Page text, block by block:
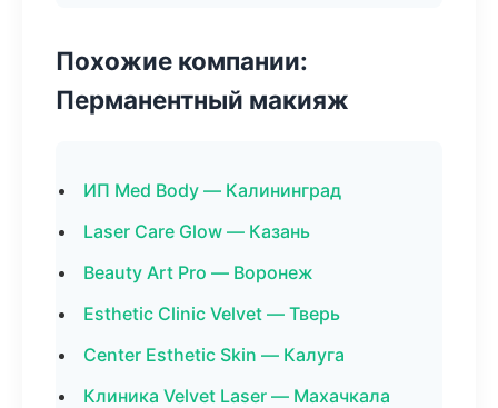
Похожие компании:
Перманентный макияж
ИП Med Body — Калининград
Laser Care Glow — Казань
Beauty Art Pro — Воронеж
Esthetic Clinic Velvet — Тверь
Center Esthetic Skin — Калуга
Клиника Velvet Laser — Махачкала